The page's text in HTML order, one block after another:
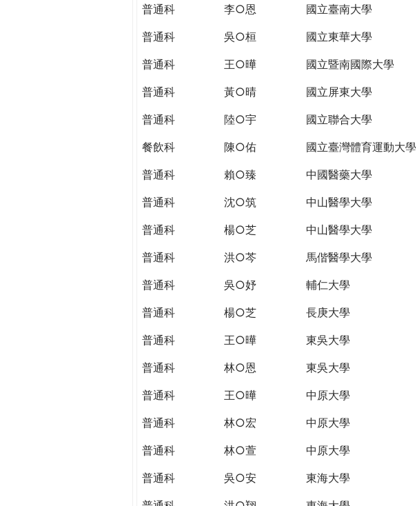
普通科 李○恩 國立臺南大學
普通科
吳○桓 國立東華大學
普通科
王○曄 國立暨南國際大學
普通科
黃○晴 國立屏東大學
普通科
陸○宇 國立聯合大學
餐飲科
陳○佑 國立臺灣體育運動大學
普通科
賴○臻 中國醫藥大學
普通科
沈○筑 中山醫學大學
普通科
楊○芝 中山醫學大學
普通科
洪○芩 馬偕醫學大學
普通科
吳○妤 輔仁大學
普通科
楊○芝 長庚大學
普通科
王○曄 東吳大學
普通科
林○恩 東吳大學
普通科
王○曄 中原大學
普通科
林○宏 中原大學
普通科
林○萱 中原大學
普通科
吳○安 東海大學